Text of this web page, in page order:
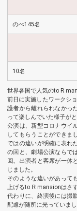
のべ145名
10名
世界各国で人気のto R
前日に実施したワークシ
護者から離れられなかっ
って楽しんでいた様子が
公演は、新型コロナウイ
してもらうことができま
ではの違いが明確に表れ
の回と、劇場公演ならで
回。出演者と客席が一体
じました。
そのような違いがあって
上げるto R mansionはさ
代わりに、終演後には撮
配慮が随所に光っていまし